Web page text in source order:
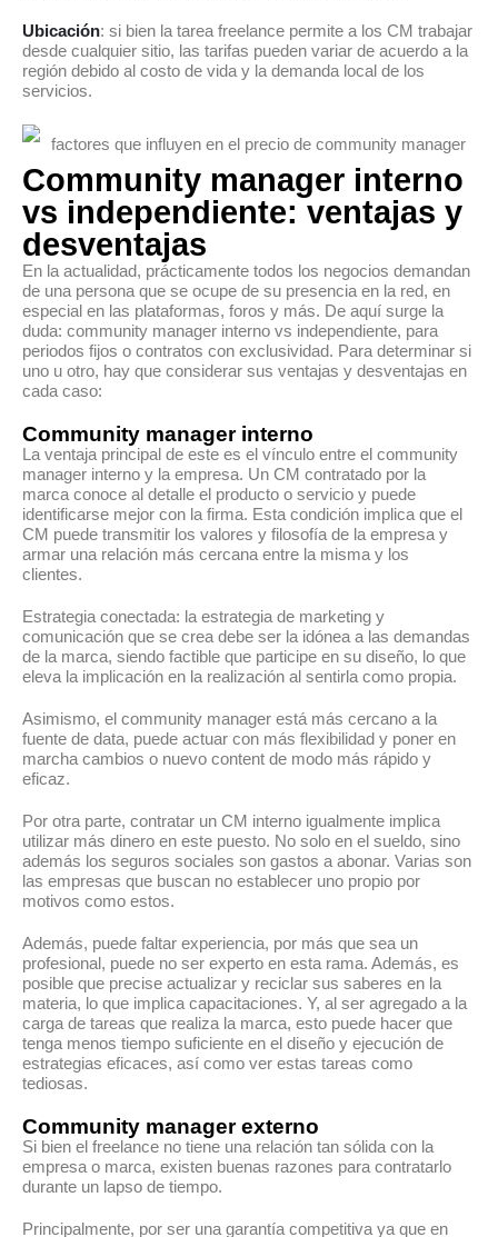
Ubicación: si bien la tarea freelance permite a los CM trabajar
desde cualquier sitio, las tarifas pueden variar de acuerdo a la
región debido al costo de vida y la demanda local de los
servicios.
Community manager interno
vs independiente: ventajas y
desventajas
En la actualidad, prácticamente todos los negocios demandan
de una persona que se ocupe de su presencia en la red, en
especial en las plataformas, foros y más. De aquí surge la
duda: community manager interno vs independiente, para
periodos fijos o contratos con exclusividad. Para determinar si
uno u otro, hay que considerar sus ventajas y desventajas en
cada caso:
Community manager interno
La ventaja principal de este es el vínculo entre el community
manager interno y la empresa. Un CM contratado por la
marca conoce al detalle el producto o servicio y puede
identificarse mejor con la firma. Esta condición implica que el
CM puede transmitir los valores y filosofía de la empresa y
armar una relación más cercana entre la misma y los
clientes.
Estrategia conectada: la estrategia de marketing y
comunicación que se crea debe ser la idónea a las demandas
de la marca, siendo factible que participe en su diseño, lo que
eleva la implicación en la realización al sentirla como propia.
Asimismo, el community manager está más cercano a la
fuente de data, puede actuar con más flexibilidad y poner en
marcha cambios o nuevo content de modo más rápido y
eficaz.
Por otra parte, contratar un CM interno igualmente implica
utilizar más dinero en este puesto. No solo en el sueldo, sino
además los seguros sociales son gastos a abonar. Varias son
las empresas que buscan no establecer uno propio por
motivos como estos.
Además, puede faltar experiencia, por más que sea un
profesional, puede no ser experto en esta rama. Además, es
posible que precise actualizar y reciclar sus saberes en la
materia, lo que implica capacitaciones. Y, al ser agregado a la
carga de tareas que realiza la marca, esto puede hacer que
tenga menos tiempo suficiente en el diseño y ejecución de
estrategias eficaces, así como ver estas tareas como
tediosas.
Community manager externo
Si bien el freelance no tiene una relación tan sólida con la
empresa o marca, existen buenas razones para contratarlo
durante un lapso de tiempo.
Principalmente, por ser una garantía competitiva ya que en